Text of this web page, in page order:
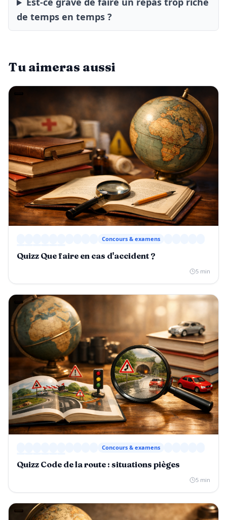
de temps en temps ?
Tu aimeras aussi
Concours & examens
Quizz Que faire en cas d'accident ?
5 min
Concours & examens
Quizz Code de la route : situations pièges
5 min